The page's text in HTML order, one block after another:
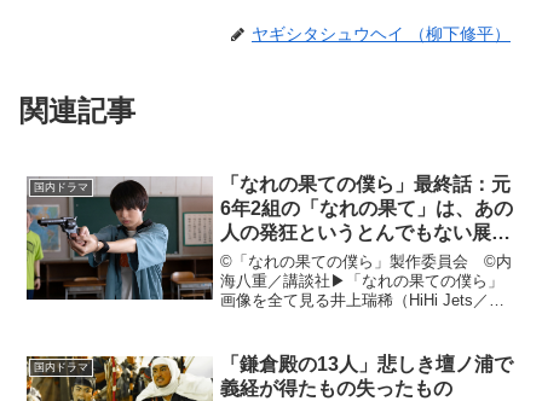
ヤギシタシュウヘイ （柳下修平）
関連記事
国内ドラマ
「なれの果ての僕ら」最終話：元
6年2組の「なれの果て」は、あの
人の発狂というとんでもない展開
で幕を閉じた！
©「なれの果ての僕ら」製作委員会 ©内
海八重／講談社▶︎「なれの果ての僕ら」
画像を全て見る井上瑞稀（HiHi Jets／ジ
東京系）が、2023年6月27日深夜にスタ...
国内ドラマ
「鎌倉殿の13人」悲しき壇ノ浦で
義経が得たもの失ったもの